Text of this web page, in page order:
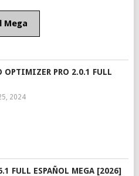
Mega
OPTIMIZER PRO 2.0.1 FULL
2024
FULL ESPAÑOL MEGA [2026]